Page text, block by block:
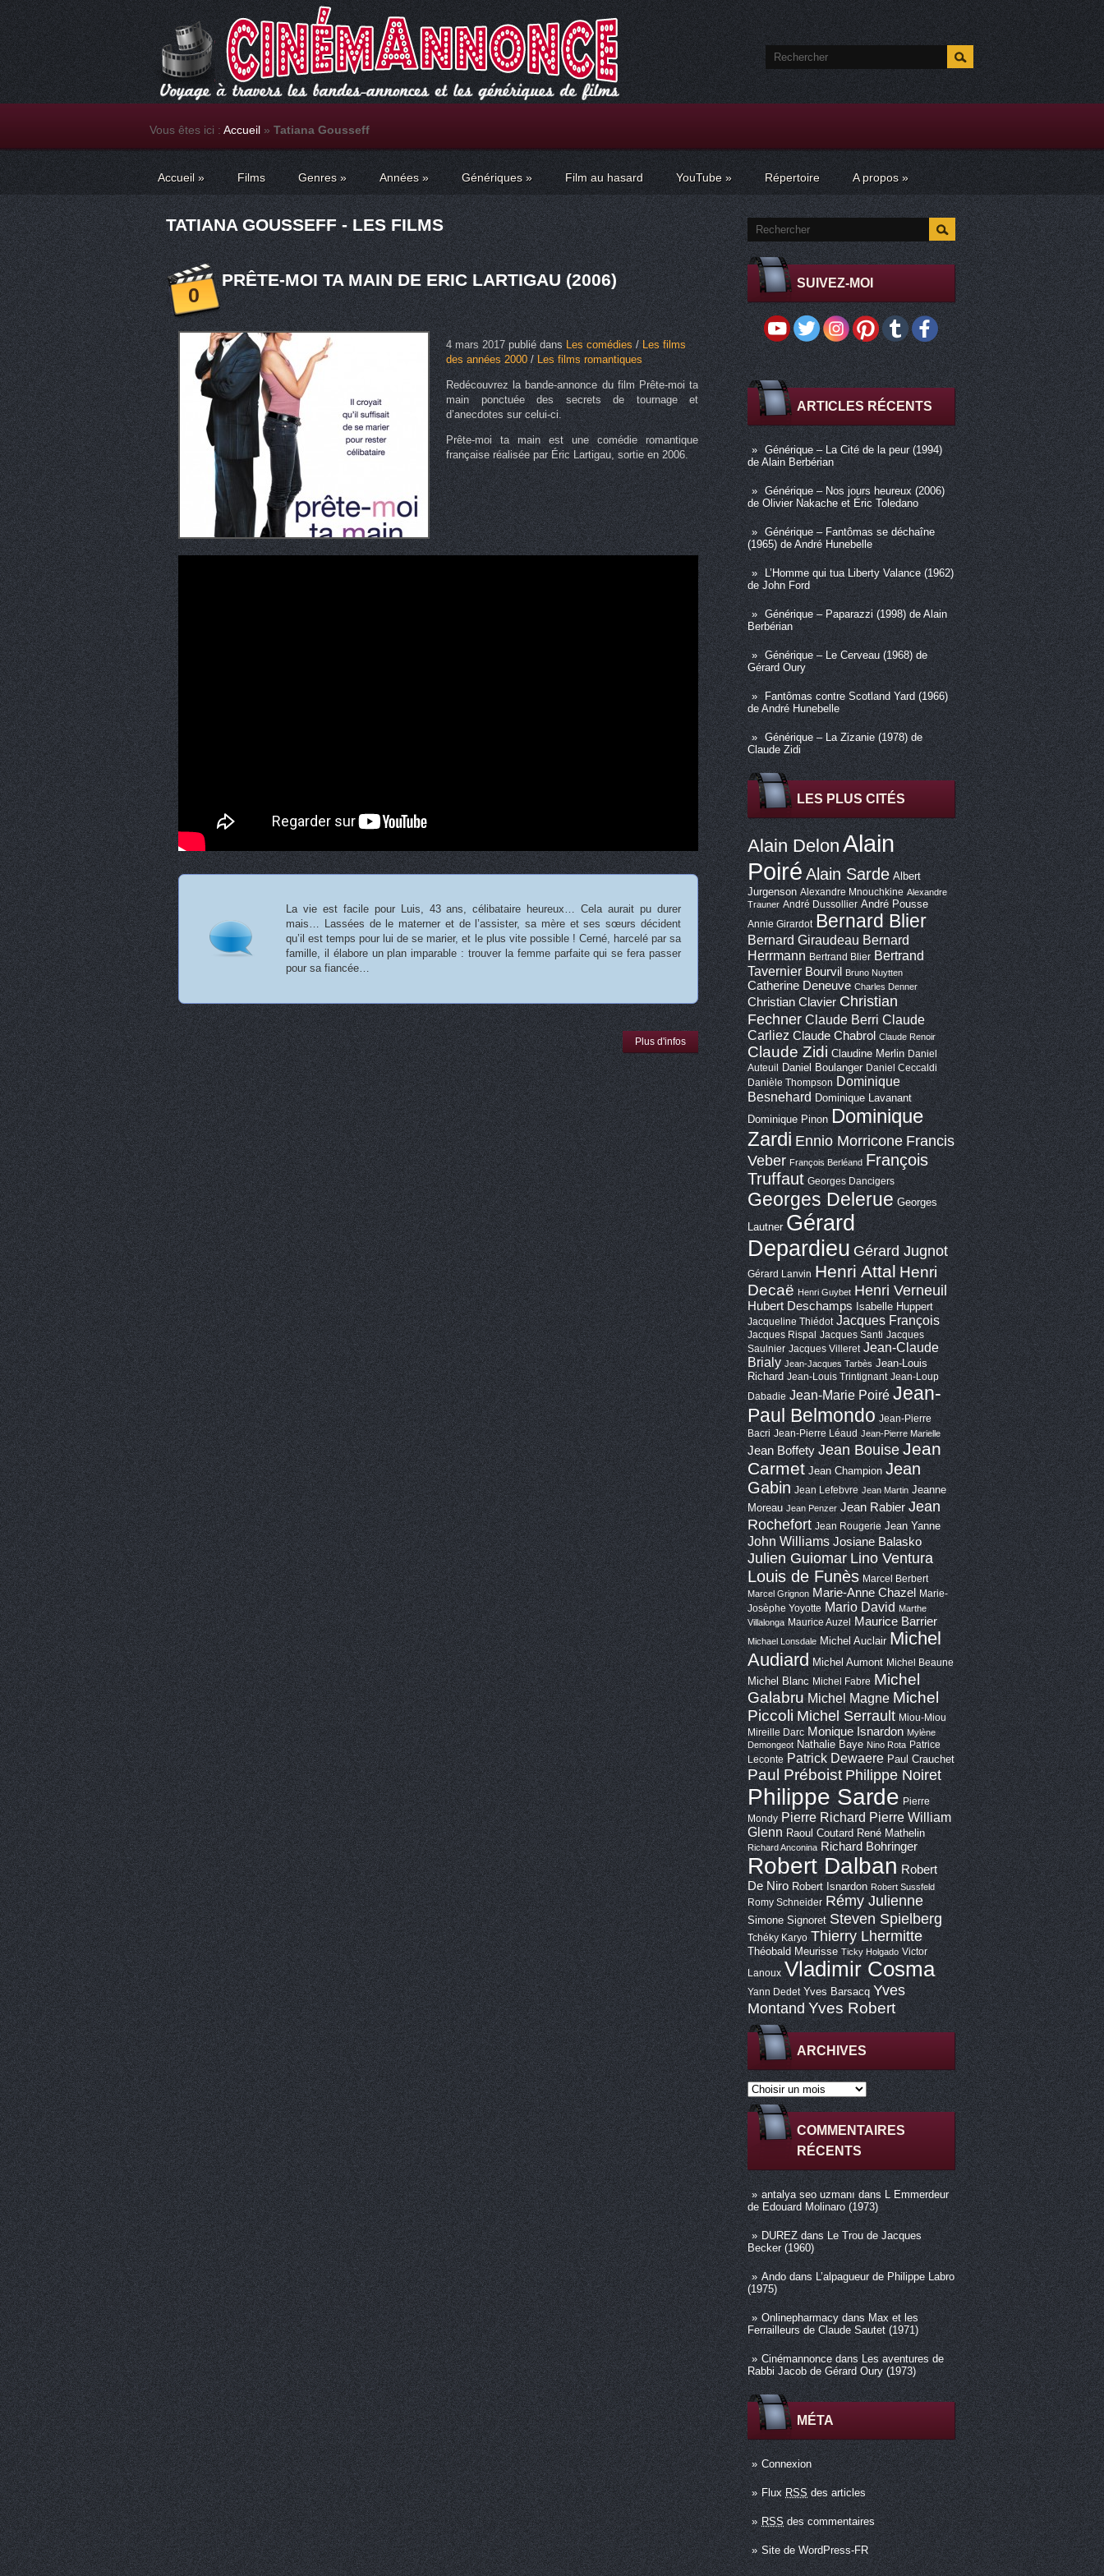
Vous êtes ici : Accueil » Tatiana Gousseff
Accueil » Films Genres» Années » Génériques » Film au hasard YouTube » Répertoire A propos »
SUIVEZ-MOI
ARTICLES RÉCENTS
Générique – La Cité de la peur (1994)
de Alain Berbérian
Générique – Nos jours heureux (2006)
de Olivier Nakache et Éric Toledano
Générique – Fantômas se déchaîne
(1965) de André Hunebelle
L’Homme qui tua Liberty Valance (1962)
de John Ford
Générique – Paparazzi (1998) de Alain
Berbérian
Générique – Le Cerveau (1968) de
Gérard Oury
Fantômas contre Scotland Yard (1966)
de André Hunebelle
Générique – La Zizanie (1978) de
Claude Zidi
LES PLUS CITÉS
Alain DelonAlain
Poiré Alain Sarde Albert
Jurgenson Alexandre Mnouchkine Alexandre
Trauner André Dussollier André Pousse
Annie Girardot Bernard Blier
Bernard Giraudeau Bernard
Herrmann Bertrand Blier Bertrand
Tavernier Bourvil Bruno Nuytten
Catherine Deneuve Charles Denner
Christian Clavier Christian
Fechner Claude Berri Claude
Carliez Claude Chabrol Claude Renoir
Claude Zidi Claudine Merlin Daniel
Auteuil
Daniel Boulanger Daniel Ceccaldi
Danièle Thompson Dominique
Besnehard Dominique Lavanant
Dominique Pinon Dominique
Zardi Ennio Morricone Francis
Veber François Berléand François
Truffaut Georges Dancigers
Georges Delerue Georges
Lautner Gérard
Depardieu Gérard Jugnot
Gérard Lanvin Henri Attal Henri
Decaë Henri Guybet Henri Verneuil
Hubert Deschamps Isabelle Huppert
Jacqueline Thiédot Jacques François
Jacques Rispal Jacques Santi Jacques
Saulnier Jacques Villeret Jean-Claude
Brialy Jean-Jacques Tarbès Jean-Louis
Richard Jean-Louis Trintignant Jean-Loup
Dabadie Jean-Marie Poiré Jean-
Paul Belmondo Jean-Pierre
Bacri Jean-Pierre Léaud Jean-Pierre Marielle
Jean Boffety Jean BouiseJean
Carmet Jean Champion Jean
Gabin Jean Lefebvre Jean Martin Jeanne
Moreau Jean Penzer Jean Rabier Jean
Rochefort Jean Rougerie Jean Yanne
John Williams Josiane Balasko
Julien Guiomar Lino Ventura
Louis de Funès Marcel Berbert
Marcel Grignon Marie-Anne Chazel
Marie-
Josèphe Yoyotte Mario David Marthe
Villalonga Maurice Auzel Maurice Barrier
Michael Lonsdale Michel Auclair Michel
Audiard Michel Aumont Michel Beaune
Michel Blanc Michel Fabre Michel
Galabru Michel Magne Michel
Piccoli Michel Serrault Miou-Miou
Mireille Darc Monique Isnardon Mylène
Demongeot Nathalie Baye Nino Rota Patrice
Leconte Patrick Dewaere Paul Crauchet
Paul Préboist Philippe Noiret
Philippe Sarde Pierre
Mondy Pierre Richard Pierre William
Glenn Raoul Coutard René Mathelin
Richard Anconina Richard Bohringer
Robert Dalban Robert
De Niro Robert Isnardon Robert Sussfeld
Romy Schneider Rémy Julienne
Simone Signoret Steven Spielberg
Tchéky Karyo Thierry Lhermitte
Théobald Meurisse Ticky Holgado Victor
Lanoux Vladimir Cosma
Yann Dedet Yves Barsacq Yves
Montand Yves Robert
ARCHIVES
COMMENTAIRES
RÉCENTS
antalya seo uzmanıdans L Emmerdeur
de Edouard Molinaro (1973)
DUREZdans Le Trou de Jacques
Becker (1960)
Andodans L’alpagueur de Philippe Labro
(1975)
Onlinepharmacy dansMax et les
Ferrailleurs de Claude Sautet (1971)
Cinémannonce dansLes aventures de
Rabbi Jacob de Gérard Oury (1973)
MÉTA
Connexion
Flux RSS des articles
RSSdes commentaires
Site de WordPress-FR
TATIANA GOUSSEFF - LES FILMS
0
PRÊTE-MOI TA MAIN DE ERIC LARTIGAU (2006)
4 mars 2017publié dans Les comédies/Les films
des années 2000/Les films romantiques
Redécouvrez la bande-annonce du film Prête-moi ta
main ponctuée des secrets de tournage et
d’anecdotes sur celui-ci.
Prête-moi ta main est une comédie romantique
française réalisée par Éric Lartigau, sortie en 2006.
La vie est facile pour Luis, 43 ans, célibataire heureux… Cela aurait pu durer
mais… Lassées de le materner et de l’assister, sa mère et ses sœurs décident
qu’il est temps pour lui de se marier, et le plus vite possible ! Cerné, harcelé par sa
famille, il élabore un plan imparable : trouver la femme parfaite qui se fera passer
pour sa fiancée…
Plus d'infos